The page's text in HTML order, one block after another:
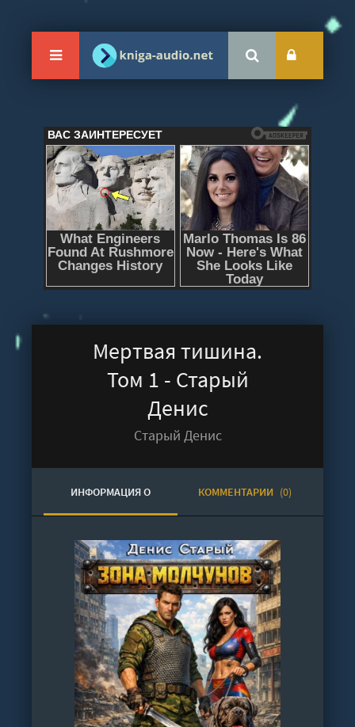
Мертвая тишина.
Том 1 - Старый
Денис
Старый Денис
ИНФОРМАЦИЯ О
АУДИОКНИГЕ
КОММЕНТАРИИ (0)